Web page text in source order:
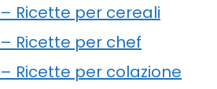
Ricette per cereali
Ricette per chef
Ricette per colazione